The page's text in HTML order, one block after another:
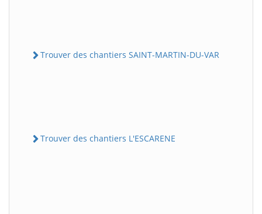
Trouver des chantiers SAINT-MARTIN-DU-VAR
Trouver des chantiers L'ESCARENE